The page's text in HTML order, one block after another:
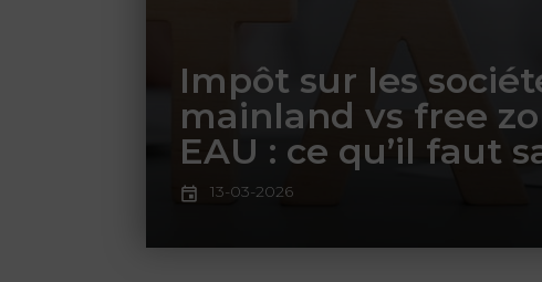
13-03-2026
Impôt sur les
mainland vs free
EAU : ce qu’il faut